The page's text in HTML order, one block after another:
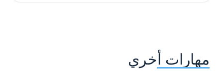
مهارات أخري